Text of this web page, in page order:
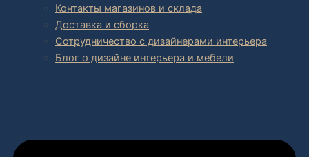
Контакты магазинов и склада
Доставка и сборка
Сотрудничество с дизайнерами интерьера
Блог о дизайне интерьера и мебели